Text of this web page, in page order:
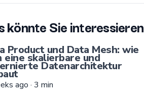
könnte Sie interessieren
Product und Data Mesh: wie
eine skalierbare und
Datenarchitektur
ago · 3 min